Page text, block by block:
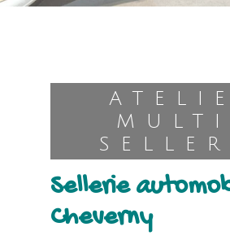
ATELIER
sellerie automobile à
Cheverny